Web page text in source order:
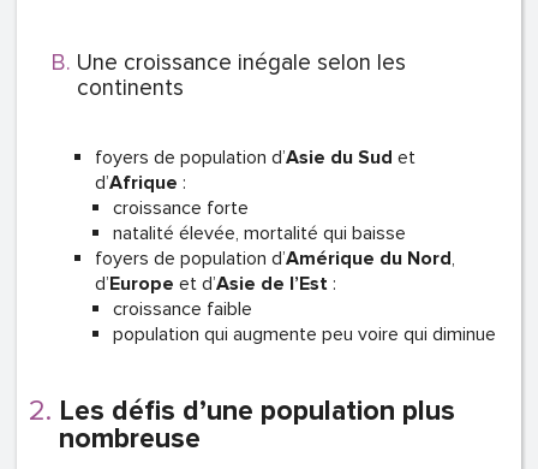
Une croissance inégale selon les
continents
foyers de population d’Asie du Sud et
d’Afrique :
croissance forte
natalité élevée, mortalité qui baisse
foyers de population d’Amérique du Nord,
d’Europe et d’Asie de l’Est :
croissance faible
population qui augmente peu voire qui diminue
Les défis d’une population plus
nombreuse